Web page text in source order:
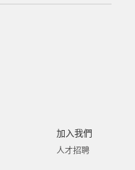
加入我們
人才招聘